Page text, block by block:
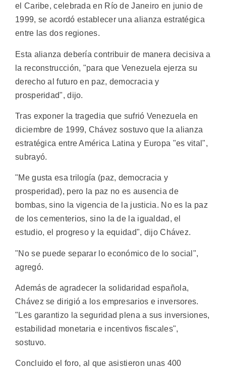
el Caribe, celebrada en Río de Janeiro en junio de
1999, se acordó establecer una alianza estratégica
entre las dos regiones.
Esta alianza debería contribuir de manera decisiva a
la reconstrucción, "para que Venezuela ejerza su
derecho al futuro en paz, democracia y
prosperidad", dijo.
Tras exponer la tragedia que sufrió Venezuela en
diciembre de 1999, Chávez sostuvo que la alianza
estratégica entre América Latina y Europa "es vital",
subrayó.
"Me gusta esa trilogía (paz, democracia y
prosperidad), pero la paz no es ausencia de
bombas, sino la vigencia de la justicia. No es la paz
de los cementerios, sino la de la igualdad, el
estudio, el progreso y la equidad", dijo Chávez.
"No se puede separar lo económico de lo social",
agregó.
Además de agradecer la solidaridad española,
Chávez se dirigió a los empresarios e inversores.
"Les garantizo la seguridad plena a sus inversiones,
estabilidad monetaria e incentivos fiscales",
sostuvo.
Concluido el foro, al que asistieron unas 400